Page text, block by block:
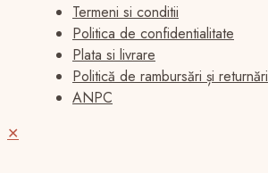
Termeni si conditii
Politica de confidentialitate
Plata si livrare
Politică de rambursări și returnări
ANPC
✕